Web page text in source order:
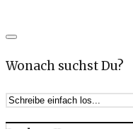
Wonach suchst Du?